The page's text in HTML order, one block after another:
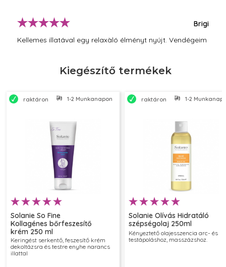
Brigi
Kellemes illatával egy relaxàló élményt nyújt. Vendégeim
lilla
körömvirág-kivonatot kifejezetten szeretem benne, segíti
a relaxált állapot elérését.
emma
Kedvenc masszázsolajom valaha!!
2025.01.26
Kiegészítő termékek
raktáron 1-2 Munkanapon belül szállítjuk
Solanie So Fine
Kollagénes bőrfeszesítő
krém 250 ml
Keringést serkentő, feszesítő krém
dekoltázsra és testre enyhe narancs
illattal
raktáron 1-2
Solanie Olívás Hidratáló
szépségolaj 250ml
Kényeztető olajesszencia arc- és
testápoláshoz, masszázshoz.